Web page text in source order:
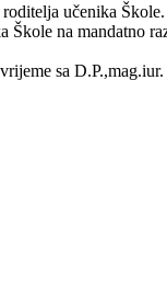
učenika Škole.
na mandatno
sa D.P.,mag.iur.